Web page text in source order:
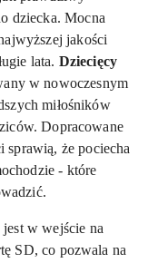
dziecka. Mocna
jakości
lata. Dziecięcy
w nowoczesnym
miłośników
Dopracowane
sprawią, że pociecha
- które
w wejście na
SD, co pozwala na